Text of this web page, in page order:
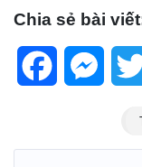
Chia sẻ bài
Facebook